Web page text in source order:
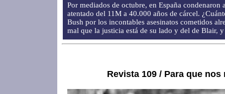
Por mediados de octubre, en España condenaron
atentado del 11M a 40.000 años de cárcel.
Bush por los incontables asesinatos cometidos
mal que la justicia está de su lado y del de Blair,
Revista 109 / Para que nos